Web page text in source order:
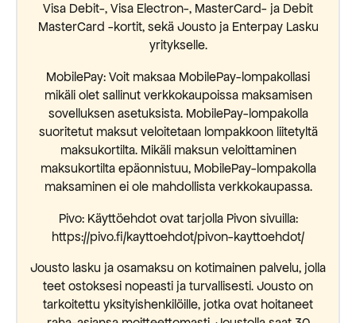
Visa Debit-, Visa Electron-, MasterCard- ja Debit
MasterCard -kortit, sekä Jousto ja Enterpay Lasku
yritykselle.
MobilePay: Voit maksaa MobilePay-lompakollasi
mikäli olet sallinut verkkokaupoissa maksamisen
sovelluksen asetuksista. MobilePay-lompakolla
suoritetut maksut veloitetaan lompakkoon liitetyltä
maksukortilta. Mikäli maksun veloittaminen
maksukortilta epäonnistuu, MobilePay-lompakolla
maksaminen ei ole mahdollista verkkokaupassa.
Pivo: Käyttöehdot ovat tarjolla Pivon sivuilla:
https://pivo.fi/kayttoehdot/pivon-kayttoehdot/
Jousto lasku ja osamaksu on kotimainen palvelu, jolla
teet ostoksesi nopeasti ja turvallisesti. Jousto on
tarkoitettu yksityishenkilöille, jotka ovat hoitaneet